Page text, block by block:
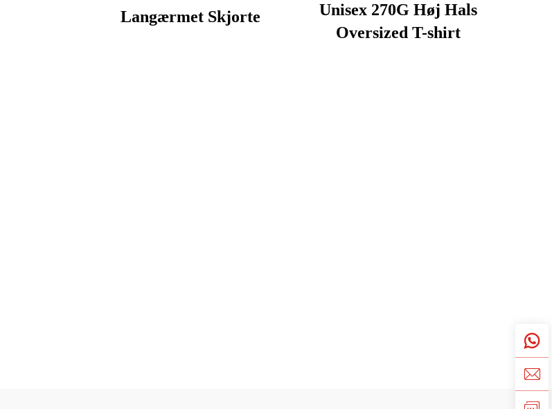
Langærmet Skjorte
Unisex 270G Høj Hals
Oversized T-shirt